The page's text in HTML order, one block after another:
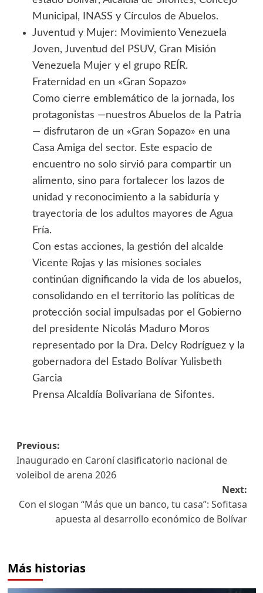
Municipal, INASS y Círculos de Abuelos.
Juventud y Mujer: Movimiento Venezuela
Joven, Juventud del PSUV, Gran Misión
Venezuela Mujer y el grupo REÍR.
Fraternidad en un «Gran Sopazo»
Como cierre emblemático de la jornada, los
protagonistas —nuestros Abuelos de la Patria
— disfrutaron de un «Gran Sopazo» en una
Casa Amiga del sector. Este espacio de
encuentro no solo sirvió para compartir un
alimento, sino para fortalecer los lazos de
unidad y reconocimiento a la sabiduría y
trayectoria de los adultos mayores de Agua
Fría.
Con estas acciones, la gestión del alcalde
Vicente Rojas y las misiones sociales
continúan dignificando la vida de los abuelos,
consolidando en el territorio las políticas de
protección social impulsadas por el Gobierno
del presidente Nicolás Maduro Moros
representado por la Dra. Delcy Rodríguez y la
gobernadora del Estado Bolívar Yulisbeth
Garcia
Prensa Alcaldía Bolivariana de Sifontes.
Previous:
Inaugurado en Caroní clasificatorio nacional de
voleibol de arena 2026
Next:
Con el slogan “Más que un banco, tu casa”: Sofitasa
apuesta al desarrollo económico de Bolívar
Más historias